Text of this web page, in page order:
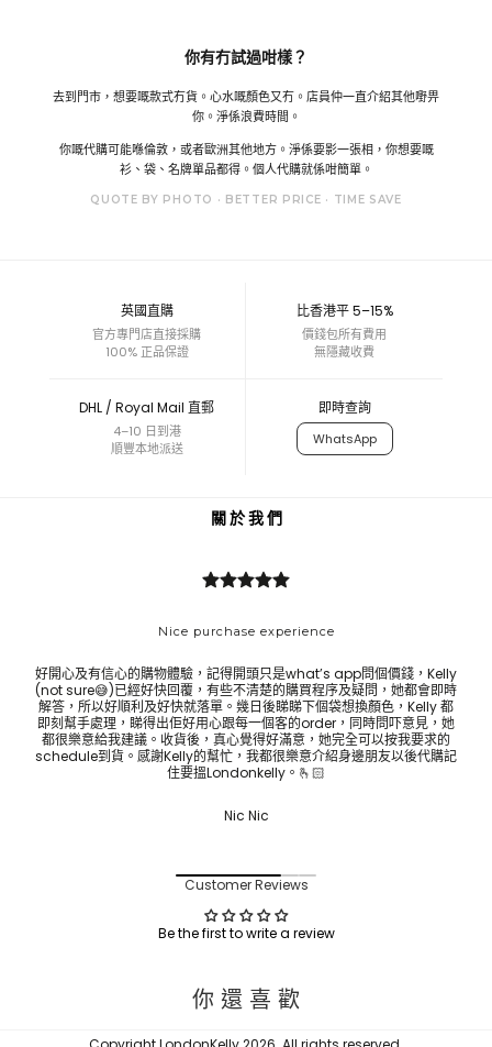
你有冇試過咁樣？
去到門市，想要嘅款式冇貨。心水嘅顏色又冇。店員仲一直介紹其他嘢畀
你。淨係浪費時間。
你嘅代購可能喺倫敦，或者歐洲其他地方。淨係要影一張相，你想要嘅
衫、袋、名牌單品都得。個人代購就係咁簡單。
QUOTE BY PHOTO · BETTER PRICE · TIME SAVE
英國直購
官方專門店直接採購
100% 正品保證
比香港平 5–15%
價錢包所有費用
無隱藏收費
DHL / Royal Mail 直郵
4–10 日到港
順豐本地派送
即時查詢
WhatsApp
關 於 我 們
Nice purchase experience
好開心及有信心的購物體驗，記得開頭只是what’s app問個價錢，Kelly
(not sure😅)已經好快回覆，有些不清楚的購買程序及疑問，她都會即時
解答，所以好順利及好快就落單。幾日後睇睇下個袋想換顏色，Kelly 都
即刻幫手處理，睇得出佢好用心跟每一個客的order，同時問吓意見，她
都很樂意給我建議。收貨後，真心覺得好滿意，她完全可以按我要求的
schedule到貨。感謝Kelly的幫忙，我都很樂意介紹身邊朋友以後代購記
住要搵Londonkelly。🫰🏻
Nic Nic
Customer Reviews
Be the first to write a review
你 還 喜 歡